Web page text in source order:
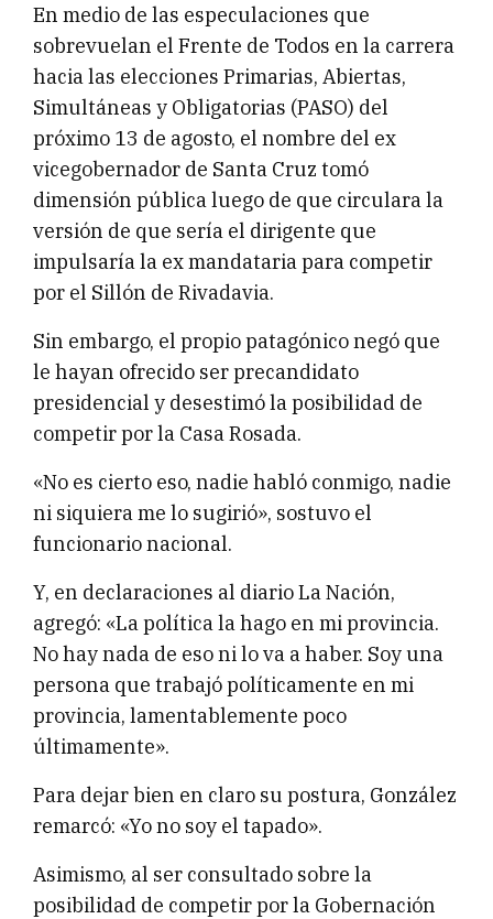
En medio de las especulaciones que
sobrevuelan el Frente de Todos en la carrera
hacia las elecciones Primarias, Abiertas,
Simultáneas y Obligatorias (PASO) del
próximo 13 de agosto, el nombre del ex
vicegobernador de Santa Cruz tomó
dimensión pública luego de que circulara la
versión de que sería el dirigente que
impulsaría la ex mandataria para competir
por el Sillón de Rivadavia.
Sin embargo, el propio patagónico negó que
le hayan ofrecido ser precandidato
presidencial y desestimó la posibilidad de
competir por la Casa Rosada.
«No es cierto eso, nadie habló conmigo, nadie
ni siquiera me lo sugirió», sostuvo el
funcionario nacional.
Y, en declaraciones al diario La Nación,
agregó: «La política la hago en mi provincia.
No hay nada de eso ni lo va a haber. Soy una
persona que trabajó políticamente en mi
provincia, lamentablemente poco
últimamente».
Para dejar bien en claro su postura, González
remarcó: «Yo no soy el tapado».
Asimismo, al ser consultado sobre la
posibilidad de competir por la Gobernación